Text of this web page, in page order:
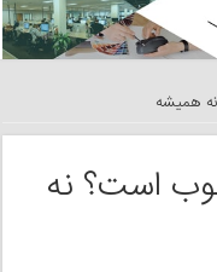
همیشه
است؟ نه